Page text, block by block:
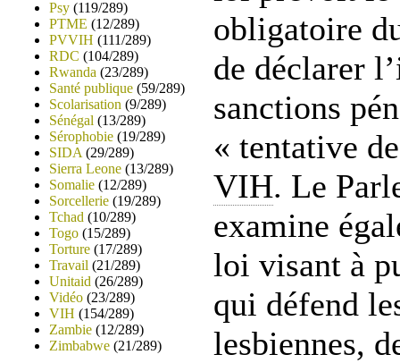
Psy (119/289)
PTME (12/289)
PVVIH (111/289)
RDC (104/289)
Rwanda (23/289)
Santé publique (59/289)
Scolarisation (9/289)
Sénégal (13/289)
Sérophobie (19/289)
SIDA (29/289)
Sierra Leone (13/289)
Somalie (12/289)
Sorcellerie (19/289)
Tchad (10/289)
Togo (15/289)
Torture (17/289)
Travail (21/289)
Unitaid (26/289)
Vidéo (23/289)
VIH (154/289)
Zambie (12/289)
Zimbabwe (21/289)
obligatoire
de déclarer
sanctions
« tentative
VIH. Le
examine
loi visant à
qui défend
lesbiennes,